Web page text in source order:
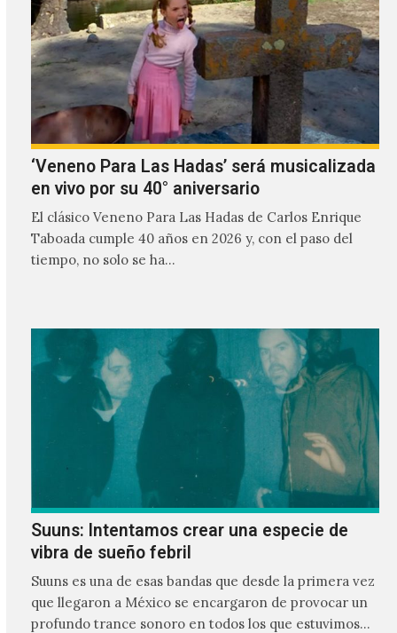
‘Veneno Para Las Hadas’ será musicalizada
en vivo por su 40° aniversario
El clásico Veneno Para Las Hadas de Carlos Enrique
Taboada cumple 40 años en 2026 y, con el paso del
tiempo, no solo se ha…
Suuns: Intentamos crear una especie de
vibra de sueño febril
Suuns es una de esas bandas que desde la primera vez
que llegaron a México se encargaron de provocar un
profundo trance sonoro en todos los que estuvimos